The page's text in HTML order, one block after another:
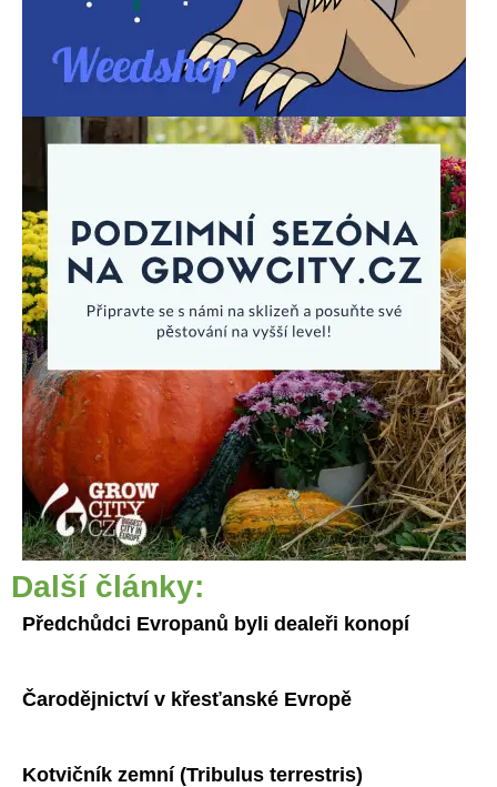
Další články:
Předchůdci Evropanů byli dealeři konopí
Čarodějnictví v křesťanské Evropě
Kotvičník zemní (Tribulus terrestris)